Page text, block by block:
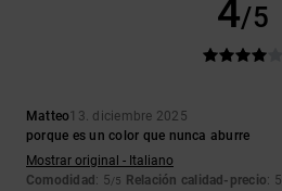
4/5
Matteo13. diciembre 2025
porque es un color que nunca aburre
Mostrar original - Italiano
Comodidad : 5/5 Relación calidad-precio: 5